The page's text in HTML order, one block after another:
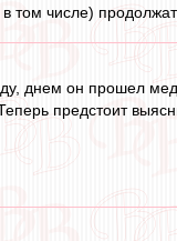
числе)
днем он прошел
предстоит